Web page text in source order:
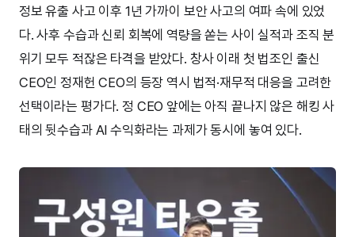
정보 유출 사고 이후 1년 가까이 보안 사고의 여파 속에 있었
다. 사후 수습과 신뢰 회복에 역량을 쏟는 사이 실적과 조직 분
위기 모두 적잖은 타격을 받았다. 창사 이래 첫 법조인 출신
CEO인 정재헌 CEO의 등장 역시 법적·재무적 대응을 고려한
선택이라는 평가다. 정 CEO 앞에는 아직 끝나지 않은 해킹 사
태의 뒷수습과 AI 수익화라는 과제가 동시에 놓여 있다.